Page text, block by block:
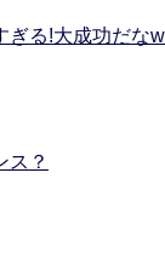
ぎる!大成功だな
ス？